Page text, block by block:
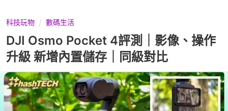
科技玩物 數碼生活
DJI Osmo Pocket 4評測｜影像、操作
升級 新增內置儲存｜同級對比